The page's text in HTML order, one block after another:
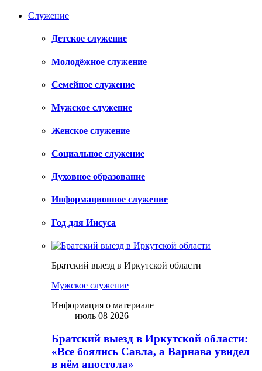
Служение
Детское служение
Молодёжное служение
Семейное служение
Мужское служение
Женское служение
Социальное служение
Духовное образование
Информационное служение
Год для Иисуса
Братский выезд в Иркутской области
Мужское служение
Информация о материале
июль 08 2026
Братский выезд в Иркутской области:
«Все боялись Савла, а Варнава увидел
в нём апостола»